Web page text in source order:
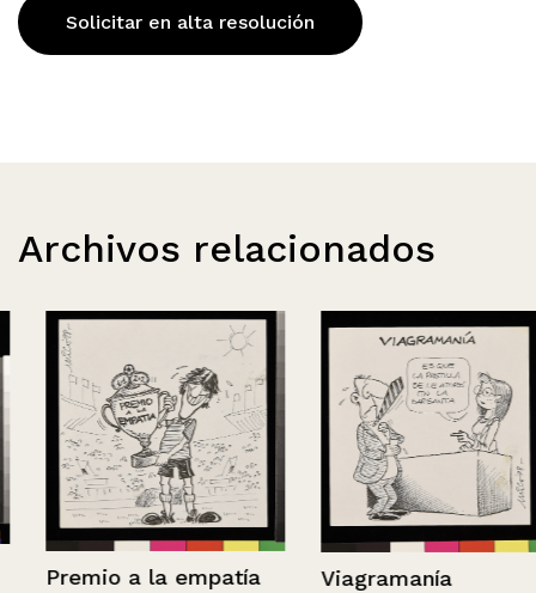
Solicitar en alta resolución
Archivos relacionados
Premio a la empatía Viagramanía